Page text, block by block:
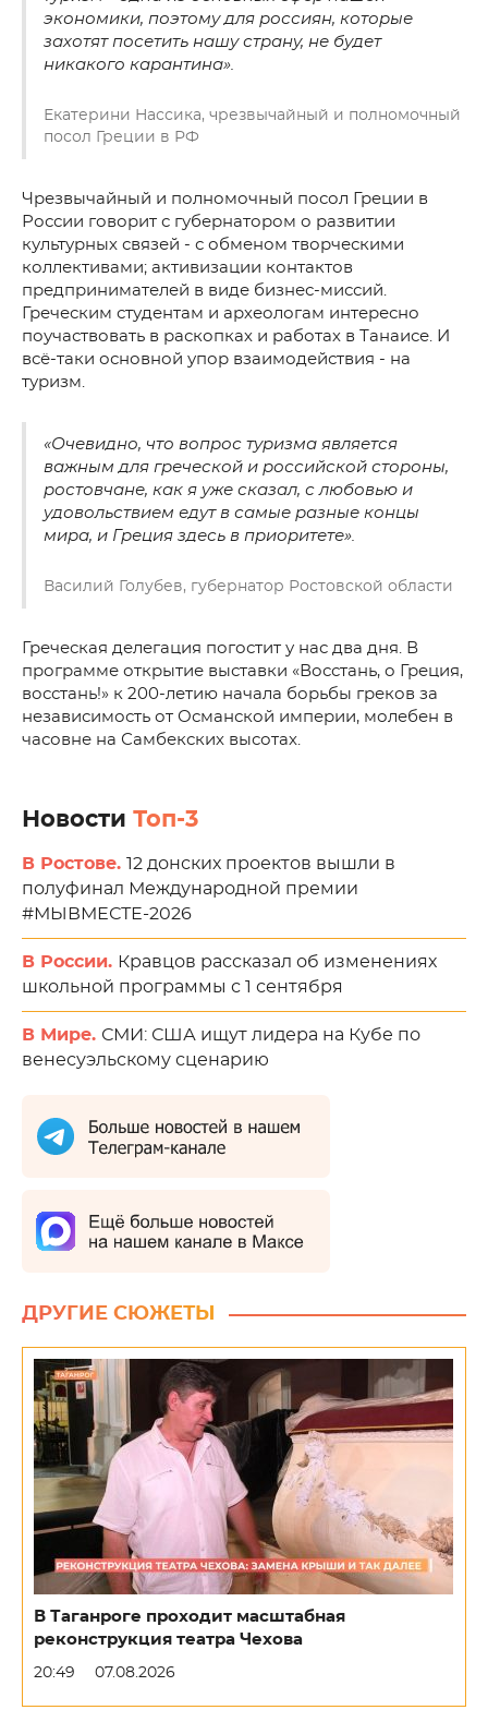
экономики, поэтому для россиян, которые
захотят посетить нашу страну, не будет
никакого карантина».
Екатерини Нассика, чрезвычайный и полномочный
посол Греции в РФ
Чрезвычайный и полномочный посол Греции в
России говорит с губернатором о развитии
культурных связей - с обменом творческими
коллективами; активизации контактов
предпринимателей в виде бизнес-миссий.
Греческим студентам и археологам интересно
поучаствовать в раскопках и работах в Танаисе. И
всё-таки основной упор взаимодействия - на
туризм.
«Очевидно, что вопрос туризма является
важным для греческой и российской стороны,
ростовчане, как я уже сказал, с любовью и
удовольствием едут в самые разные концы
мира, и Греция здесь в приоритете».
Василий Голубев, губернатор Ростовской области
Греческая делегация погостит у нас два дня. В
программе открытие выставки «Восстань, о Греция,
восстань!» к 200-летию начала борьбы греков за
независимость от Османской империи, молебен в
часовне на Самбекских высотах.
Новости Топ-3
В Ростове. 12 донских проектов вышли в
полуфинал Международной премии
#МЫВМЕСТЕ-2026
В России. Кравцов рассказал об изменениях
школьной программы с 1 сентября
В Мире. СМИ: США ищут лидера на Кубе по
венесуэльскому сценарию
ДРУГИЕ СЮЖЕТЫ
В Таганроге проходит масштабная
реконструкция театра Чехова
20:49 07.08.2026